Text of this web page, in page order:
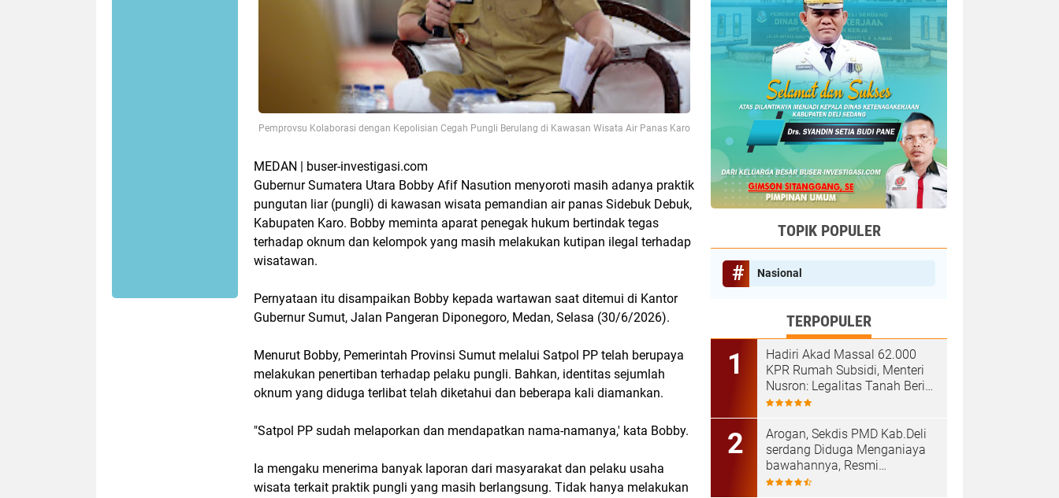
Pemprovsu Kolaborasi dengan Kepolisian Cegah Pungli Berulang di Kawasan Wisata Air Panas Karo
MEDAN | buser-investigasi.com
Gubernur Sumatera Utara Bobby Afif Nasution menyoroti masih adanya praktik
pungutan liar (pungli) di kawasan wisata pemandian air panas Sidebuk Debuk,
Kabupaten Karo. Bobby meminta aparat penegak hukum bertindak tegas
terhadap oknum dan kelompok yang masih melakukan kutipan ilegal terhadap
wisatawan.
Pernyataan itu disampaikan Bobby kepada wartawan saat ditemui di Kantor
Gubernur Sumut, Jalan Pangeran Diponegoro, Medan, Selasa (30/6/2026).
Menurut Bobby, Pemerintah Provinsi Sumut melalui Satpol PP telah berupaya
melakukan penertiban terhadap pelaku pungli. Bahkan, identitas sejumlah
oknum yang diduga terlibat telah diketahui dan beberapa kali diamankan.
"Satpol PP sudah melaporkan dan mendapatkan nama-namanya,' kata Bobby.
Ia mengaku menerima banyak laporan dari masyarakat dan pelaku usaha
wisata terkait praktik pungli yang masih berlangsung. Tidak hanya melakukan
TOPIK POPULER
Nasional
TERPOPULER
Hadiri Akad Massal 62.000
KPR Rumah Subsidi, Menteri
Nusron: Legalitas Tanah Beri
Kepastian bagi Masyarakat
‎Arogan, Sekdis PMD Kab.Deli
serdang Diduga Menganiaya
bawahannya, Resmi
Dilaporkan ke Poldasu